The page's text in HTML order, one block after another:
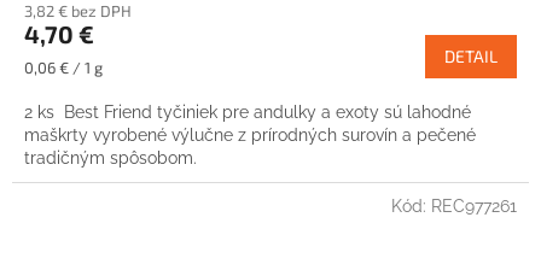
3,82 € bez DPH
4,70 €
Jednotková
0,06 € / 1 g
DETAIL
2 ks Best Friend tyčiniek pre andulky a exoty sú lahodné
maškrty vyrobené výlučne z prírodných surovín a pečené
tradičným spôsobom.
Kód: REC977261